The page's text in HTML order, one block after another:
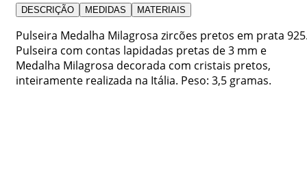
DESCRIÇÃO MEDIDAS MATERIAIS
Pulseira Medalha Milagrosa zircões pretos em prata
Pulseira com contas lapidadas pretas de 3 mm e
Medalha Milagrosa decorada com cristais pretos,
inteiramente realizada na Itália. Peso: 3,5 gramas.